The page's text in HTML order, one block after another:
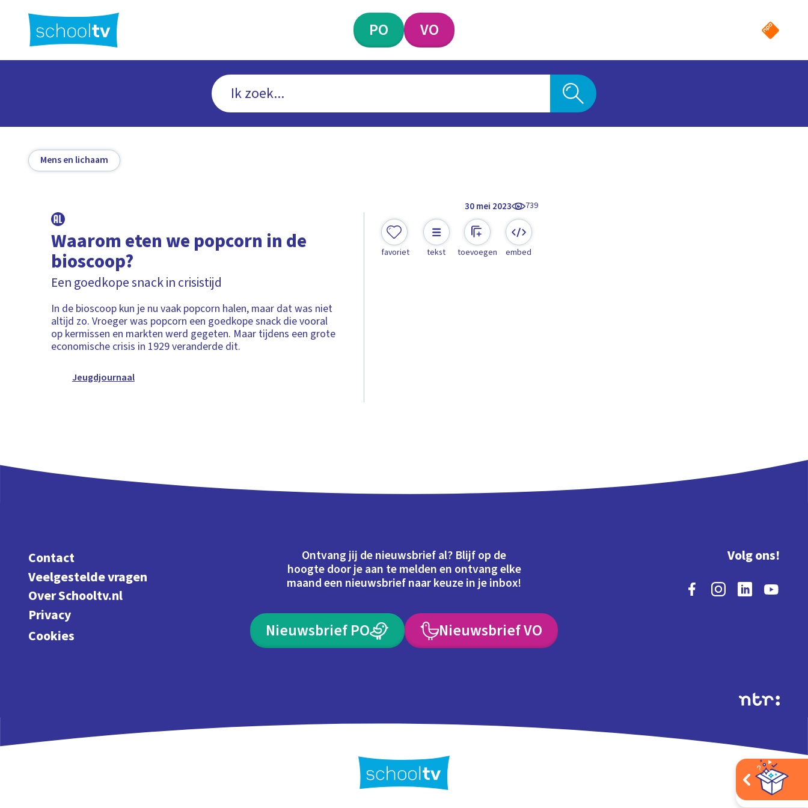
hoofdinhoud
PO VO
Mens en lichaam
30 mei 2023 739
Waarom eten we popcorn in de
bioscoop?
Een goedkope snack in crisistijd
In de bioscoop kun je nu vaak popcorn halen, maar dat was niet
altijd zo. Vroeger was popcorn een goedkope snack die vooral
op kermissen en markten werd gegeten. Maar tijdens een grote
economische crisis in 1929 veranderde dit.
Jeugdjournaal
favoriet tekst toevoegen embed
Contact
Veelgestelde vragen
Over Schooltv.nl
Privacy
Cookies
Ontvang jij de nieuwsbrief al? Blijf op de
hoogte door je aan te melden en ontvang elke
maand een nieuwsbrief naar keuze in je inbox!
Nieuwsbrief PO Nieuwsbrief VO
Volg ons!
Extra's